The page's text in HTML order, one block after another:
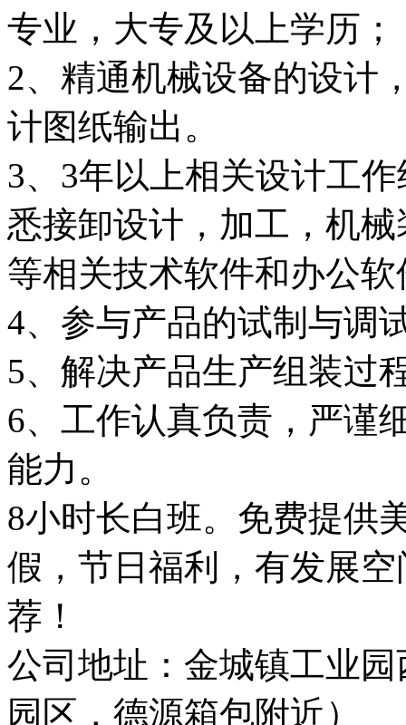
专业，大专及以上学历；
2、精通机械设备的设计
计图纸输出。
3、3年以上相关设计工
悉接卸设计，加工，机
等相关技术软件和办公软
4、参与产品的试制与调
5、解决产品生产组装过
6、工作认真负责，严谨
能力。
8小时长白班。免费提供
假，节日福利，有发展
荐！
公司地址：金城镇工业
园区，德源箱包附近）